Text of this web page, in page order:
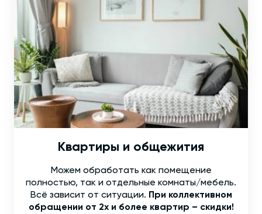
Квартиры и общежития
Можем обработать как помещение
полностью, так и отдельные комнаты/мебель.
Всё зависит от ситуации. При коллективном
обращении от 2х и более квартир – скидки!